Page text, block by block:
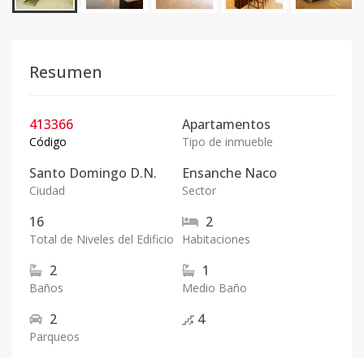
Resumen
413366
Código
Apartamentos
Tipo de inmueble
Santo Domingo D.N.
Ciudad
Ensanche Naco
Sector
16
Total de Niveles del Edificio
2
Habitaciones
2
Baños
1
Medio Baño
2
Parqueos
4